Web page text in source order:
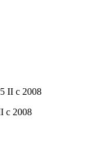
c 2008